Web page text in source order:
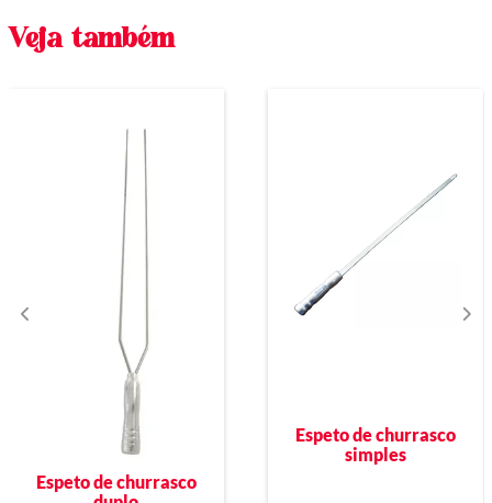
Veja também
Espeto de churrasco
Espeto de churrasco
simples